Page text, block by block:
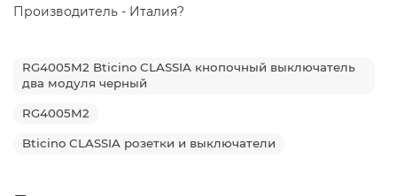
Производитель - Италия?
RG4005M2 Bticino CLASSIA кнопочный выключатель
два модуля черный
RG4005M2
Bticino CLASSIA розетки и выключатели